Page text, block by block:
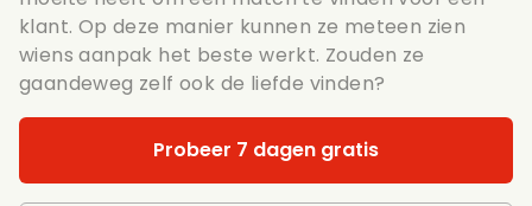
klant. Op deze manier kunnen ze meteen zien
wiens aanpak het beste werkt. Zouden ze
gaandeweg zelf ook de liefde vinden?
Probeer 7 dagen gratis